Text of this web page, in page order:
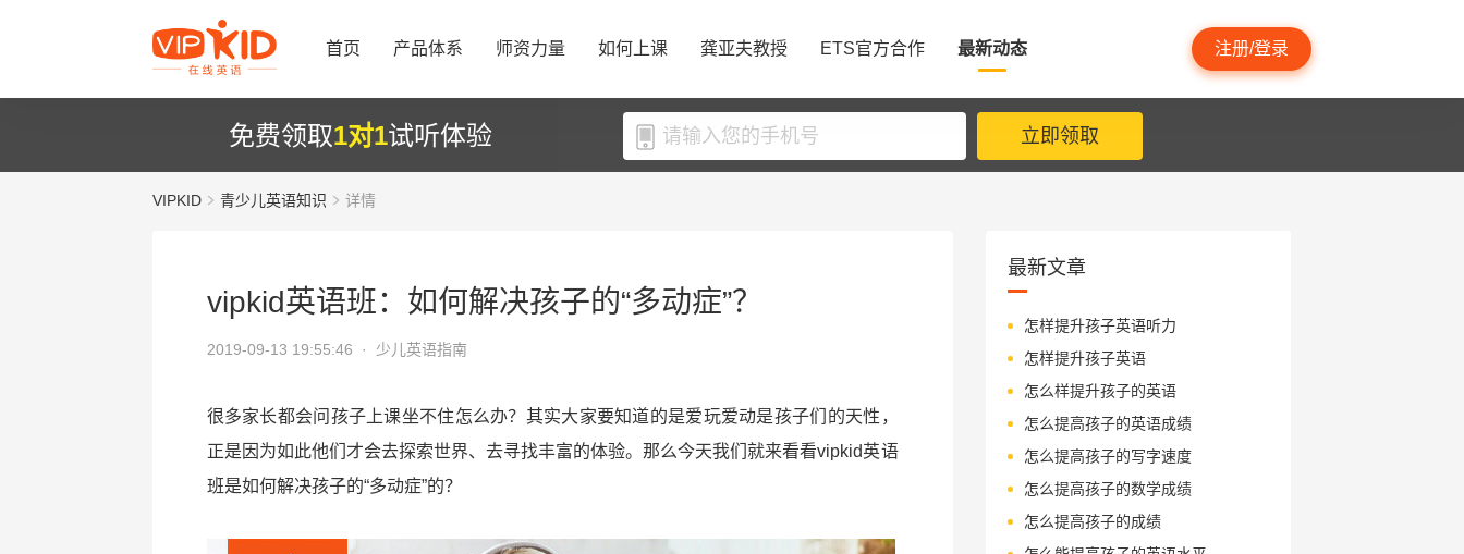
首页 产品体系 师资力量 如何上课 龚亚夫教授 ETS官方合作 最新动态 注册/登录
免费领取1对1试听体验 立即领取
VIPKID 青少儿英语知识 详情
vipkid英语班：如何解决孩子的“多动症”？
2019-09-13 19:55:46 · 少儿英语指南
很多家长都会问孩子上课坐不住怎么办？其实大家要知道的是爱玩爱动是孩子们的天性，
正是因为如此他们才会去探索世界、去寻找丰富的体验。那么今天我们就来看看vipkid英语
班是如何解决孩子的“多动症”的？
最新文章
怎样提升孩子英语听力
怎样提升孩子英语
怎么样提升孩子的英语
怎么提高孩子的英语成绩
怎么提高孩子的写字速度
怎么提高孩子的数学成绩
怎么提高孩子的成绩